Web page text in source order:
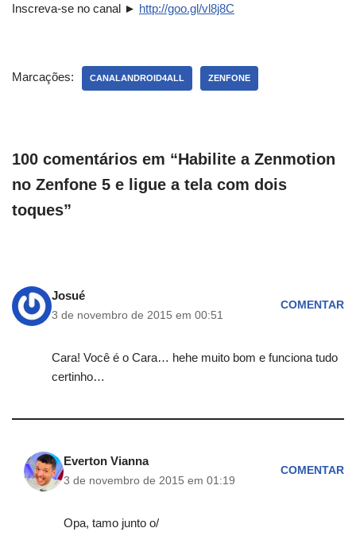
Inscreva-se no canal ► http://goo.gl/vl8j8C
Marcações: CANALANDROID4ALL ZENFONE
100 comentários em “Habilite a Zenmotion
no Zenfone 5 e ligue a tela com dois
toques”
Josué
3 de novembro de 2015 em 00:51
COMENTAR
Cara! Você é o Cara… hehe muito bom e funciona tudo
certinho…
Everton Vianna
3 de novembro de 2015 em 01:19
COMENTAR
Opa, tamo junto o/